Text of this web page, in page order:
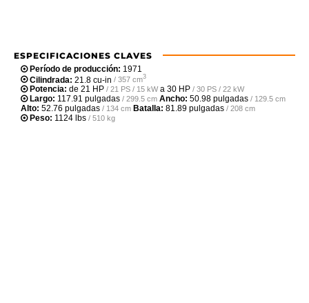
ESPECIFICACIONES CLAVES
Período de producción: 1971
Cilindrada: 21.8 cu-in / 357 cm3
Potencia: de 21 HP / 21 PS / 15 kWa 30 HP / 30 PS / 22 kW
Largo: 117.91 pulgadas / 299.5 cm Ancho: 50.98 pulgadas / 129.5 cm
Alto: 52.76 pulgadas / 134 cm Batalla: 81.89 pulgadas / 208 cm
Peso: 1124 lbs / 510 kg